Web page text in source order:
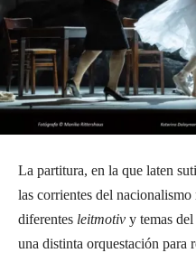
La partitura, en la que laten
las corrientes del
diferentes leitmotiv y temas
una distinta orquestación para